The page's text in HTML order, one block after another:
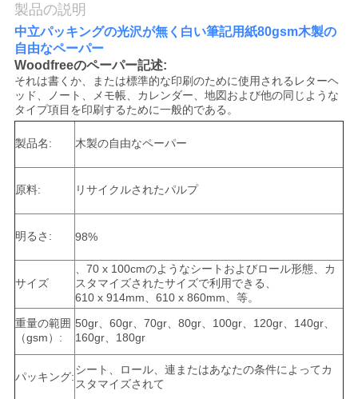
く
だ
さ
い
ニ
ュ
ー
事
件
製品の説明
中立パッキングの光沢が無く白い筆記用紙80gsm木製の
自由なペーパー
Woodfreeのペーパー記述:
それは書くか、または標準的な印刷のために使用されるレターヘ
ッド、ノート、メモ帳、カレンダー、地図および他の同じような
タイプ項目を印刷するために一般的である。
製品名: 木製の自由なペーパー
原料: リサイクルされたパルプ
明るさ: 98%
サイズ
、70 x 100cmのようなシートおよびロール形態、カ
スタマイズされたサイズで利用できる、
610 x 914mm、610 x 860mm、等。
重量の範囲
（gsm）:
50gr、60gr、70gr、80gr、100gr、120gr、140gr、
160gr、180gr
パッキング:
シート、ロール、連またはあなたの条件によってカ
スタマイズされて